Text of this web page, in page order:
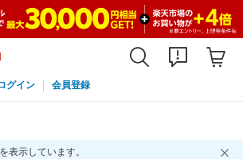
グイン 会員登録
表示しています。